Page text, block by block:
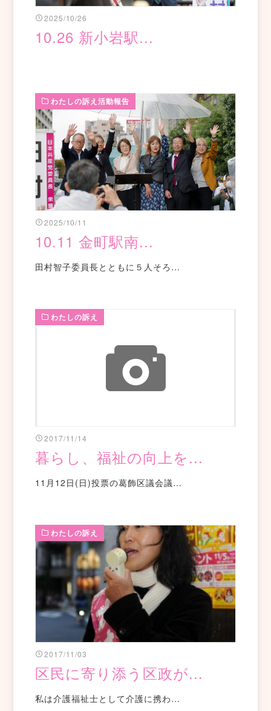
2025/10/26
10.26 新小岩駅...
わたしの訴え活動報告
2025/10/11
10.11 金町駅南...
田村智子委員長とともに５人そろ…
わたしの訴え
2017/11/14
暮らし、福祉の向上を...
11月12日(日)投票の葛飾区議会議…
わたしの訴え
2017/11/03
区民に寄り添う区政が...
私は介護福祉士として介護に携わ…